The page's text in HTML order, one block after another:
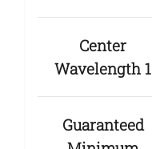
Center
Wavelength 1
Guaranteed